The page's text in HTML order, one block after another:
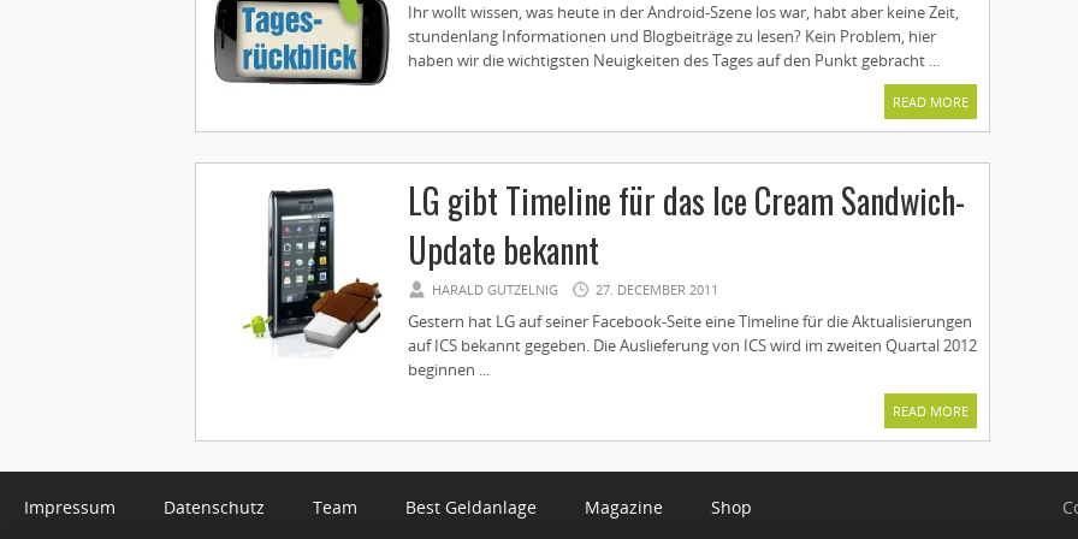
Ihr wollt wissen, was heute in der Android-Szene los war, habt aber keine Zeit,
stundenlang Informationen und Blogbeiträge zu lesen? Kein Problem, hier
haben wir die wichtigsten Neuigkeiten des Tages auf den Punkt gebracht ...
READ MORE
LG gibt Timeline für das Ice Cream Sandwich-
Update bekannt
HARALD GUTZELNIG 27. DECEMBER 2011
Gestern hat LG auf seiner Facebook-Seite eine Timeline für die Aktualisierungen
auf ICS bekannt gegeben. Die Auslieferung von ICS wird im zweiten Quartal 2012
beginnen ...
READ MORE
Impressum Datenschutz Team Best Geldanlage Magazine Shop